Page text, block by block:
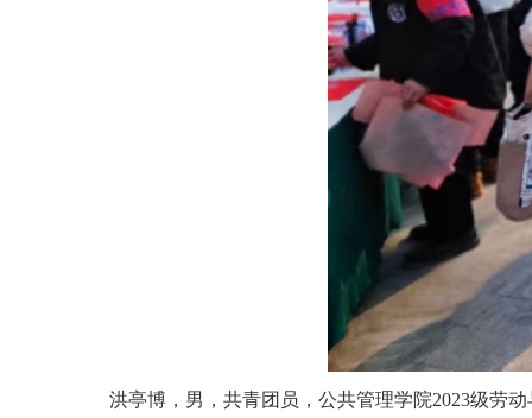
洪亭博，男，共青团员，公共管理学院2023级劳